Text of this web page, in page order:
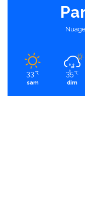
33 ℃
sam
35 ℃
dim